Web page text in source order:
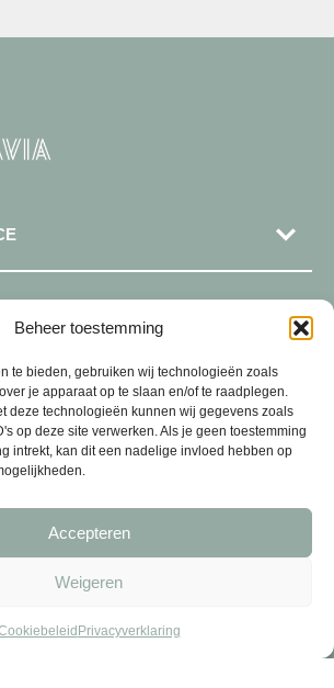
Beheer toestemming
te bieden, gebruiken wij technologieën zoals
je apparaat op te slaan en/of te raadplegen.
deze technologieën kunnen wij gegevens zoals
op deze site verwerken. Als je geen toestemming
intrekt, kan dit een nadelige invloed hebben op
Accepteren
Weigeren
Privacyverklaring